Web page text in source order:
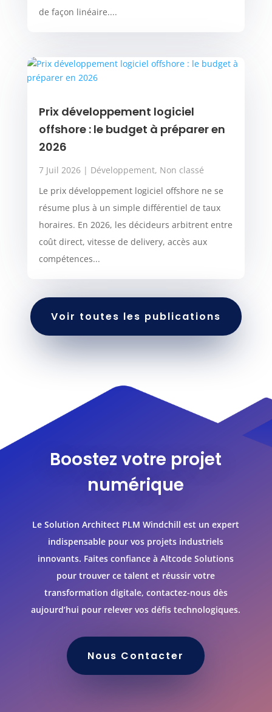
de façon linéaire....
Prix développement logiciel
offshore : le budget à préparer en
2026
7 Juil 2026| Développement, Non classé
Le prix développement logiciel offshore ne se
résume plus à un simple différentiel de taux
horaires. En 2026, les décideurs arbitrent entre
coût direct, vitesse de delivery, accès aux
compétences...
Voir toutes les publications
Boostez votre projet
numérique
Le Solution Architect PLM Windchill est un expert
indispensable pour vos projets industriels
innovants. Faites confiance à Altcode Solutions
pour trouver ce talent et réussir votre
transformation digitale, contactez-nous dès
aujourd’hui pour relever vos défis technologiques.
Nous Contacter